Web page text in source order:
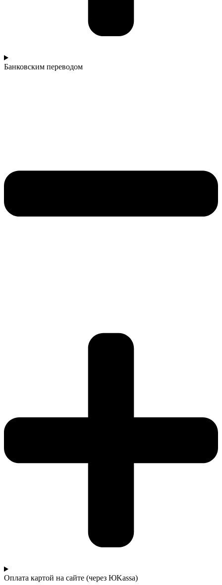
Банковским переводом
Оплата картой на сайте (через ЮKassa)